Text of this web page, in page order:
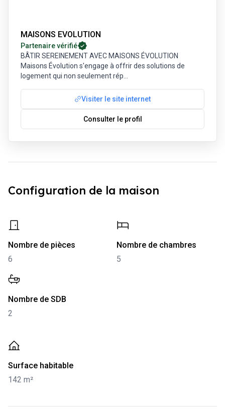
MAISONS EVOLUTION
Partenaire vérifié
BÂTIR SEREINEMENT AVEC MAISONS ÉVOLUTION
Maisons Évolution s'engage à offrir des solutions de
logement qui non seulement rép
Visiter le site internet
Consulter le profil
Configuration de la maison
Nombre de pièces
6
Nombre de chambres
5
Nombre de SDB
2
Surface habitable-
142 m²